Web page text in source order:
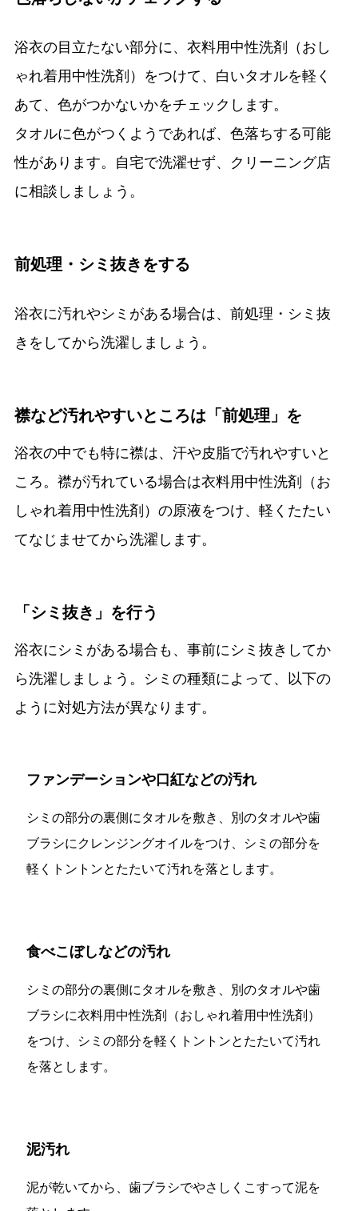
浴衣の目立たない部分に、衣料用中性洗剤（おし
ゃれ着用中性洗剤）をつけて、白いタオルを軽く
あて、色がつかないかをチェックします。
タオルに色がつくようであれば、色落ちする可能
性があります。自宅で洗濯せず、クリーニング店
に相談しましょう。
前処理・シミ抜きをする
浴衣に汚れやシミがある場合は、前処理・シミ抜
きをしてから洗濯しましょう。
襟など汚れやすいところは「前処理」を
浴衣の中でも特に襟は、汗や皮脂で汚れやすいと
ころ。襟が汚れている場合は衣料用中性洗剤（お
しゃれ着用中性洗剤）の原液をつけ、軽くたたい
てなじませてから洗濯します。
「シミ抜き」を行う
浴衣にシミがある場合も、事前にシミ抜きしてか
ら洗濯しましょう。シミの種類によって、以下の
ように対処方法が異なります。
ファンデーションや口紅などの汚れ
シミの部分の裏側にタオルを敷き、別のタオルや歯
ブラシにクレンジングオイルをつけ、シミの部分を
軽くトントンとたたいて汚れを落とします。
食べこぼしなどの汚れ
シミの部分の裏側にタオルを敷き、別のタオルや歯
ブラシに衣料用中性洗剤（おしゃれ着用中性洗剤）
をつけ、シミの部分を軽くトントンとたたいて汚れ
を落とします。
泥汚れ
泥が乾いてから、歯ブラシでやさしくこすって泥を